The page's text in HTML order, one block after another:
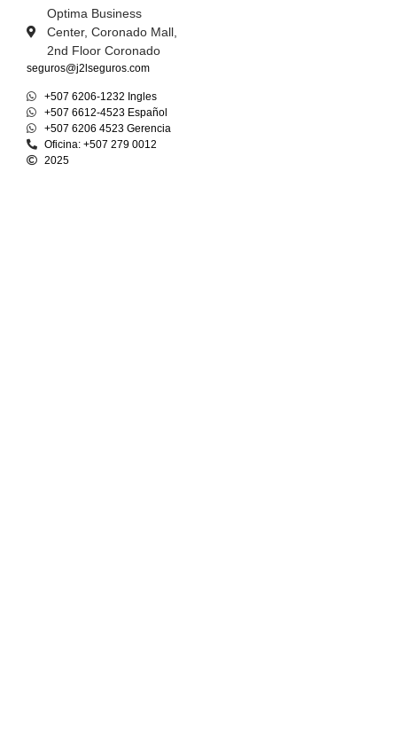
Optima Business
Center, Coronado Mall,
2nd Floor Coronado
seguros@j2lseguros.com
+507 6206-1232 Ingles
+507 6612-4523 Español
+507 6206 4523 Gerencia
Oficina: +507 279 0012
2025